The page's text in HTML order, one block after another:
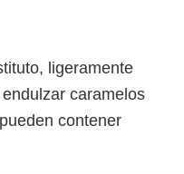
ligeramente
caramelos
contener